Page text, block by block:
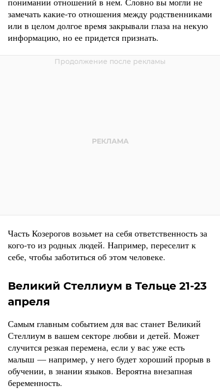
замечать какие-то отношения между родственниками
или в целом долгое время закрывали глаза на некую
информацию, но ее придется признать.
Часть Козерогов возьмет на себя ответственность за
кого-то из родных людей. Например, переселит к
себе, чтобы заботиться об этом человеке.
Великий Стеллиум в Тельце 21-23
апреля
Самым главным событием для вас станет Великий
Стеллиум в вашем секторе любви и детей. Может
случится резкая перемена, если у вас уже есть
малыш — например, у него будет хороший прорыв в
обучении, в знании языков. Вероятна внезапная
беременность.